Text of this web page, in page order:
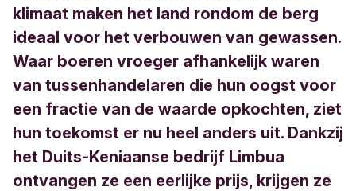
klimaat maken het land rondom de berg
ideaal voor het verbouwen van gewassen.
Waar boeren vroeger afhankelijk waren
van tussenhandelaren die hun oogst voor
een fractie van de waarde opkochten, ziet
hun toekomst er nu heel anders uit. Dankzij
het Duits-Keniaanse bedrijf Limbua
ontvangen ze een eerlijke prijs, krijgen ze